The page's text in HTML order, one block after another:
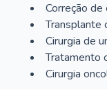
Correção
Transplante
Cirurgia de
Tratamento
Cirurgia